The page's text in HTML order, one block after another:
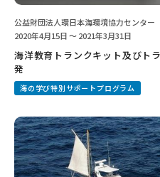
公益財団法人環日本海環境協力センター
2020年4月15日 ～ 2021年3月31日
海洋教育トランクキット及びト
発
海の学び特別サポートプログラム